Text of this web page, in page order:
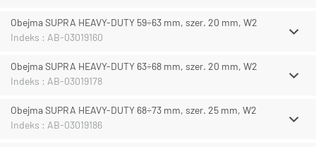
Obejma SUPRA HEAVY-DUTY 59÷63 mm, szer. 20 mm, W2
Indeks : AB-03019160
Obejma SUPRA HEAVY-DUTY 63÷68 mm, szer. 20 mm, W2
Indeks : AB-03019178
Obejma SUPRA HEAVY-DUTY 68÷73 mm, szer. 25 mm, W2
Indeks : AB-03019186